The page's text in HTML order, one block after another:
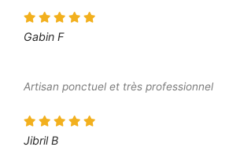
Gabin F
Artisan ponctuel et très professionnel
Jibril B